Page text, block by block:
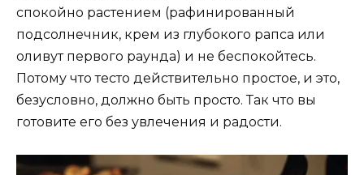
спокойно растением (рафинированный
подсолнечник, крем из глубокого рапса или
оливут первого раунда) и не беспокойтесь.
Потому что тесто действительно простое, и это,
безусловно, должно быть просто. Так что вы
готовите его без увлечения и радости.